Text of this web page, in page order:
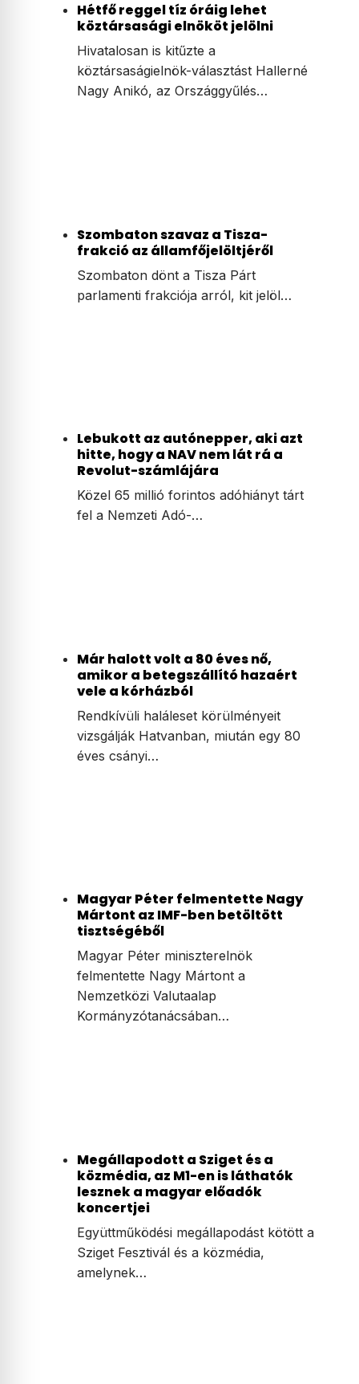
Hétfő reggel tíz óráig lehet
köztársasági elnököt jelölni
Hivatalosan is kitűzte a
köztársaságielnök-választást Hallerné
Nagy Anikó, az Országgyűlés…
Szombaton szavaz a Tisza-
frakció az államfőjelöltjéről
Szombaton dönt a Tisza Párt
parlamenti frakciója arról, kit jelöl…
Lebukott az autónepper, aki azt
hitte, hogy a NAV nem lát rá a
Revolut-számlájára
Közel 65 millió forintos adóhiányt tárt
fel a Nemzeti Adó-…
Már halott volt a 80 éves nő,
amikor a betegszállító hazaért
vele a kórházból
Rendkívüli haláleset körülményeit
vizsgálják Hatvanban, miután egy 80
éves csányi…
Magyar Péter felmentette Nagy
Mártont az IMF-ben betöltött
tisztségéből
Magyar Péter miniszterelnök
felmentette Nagy Mártont a
Nemzetközi Valutaalap
Kormányzótanácsában…
Megállapodott a Sziget és a
közmédia, az M1-en is láthatók
lesznek a magyar előadók
koncertjei
Együttműködési megállapodást kötött a
Sziget Fesztivál és a közmédia,
amelynek…